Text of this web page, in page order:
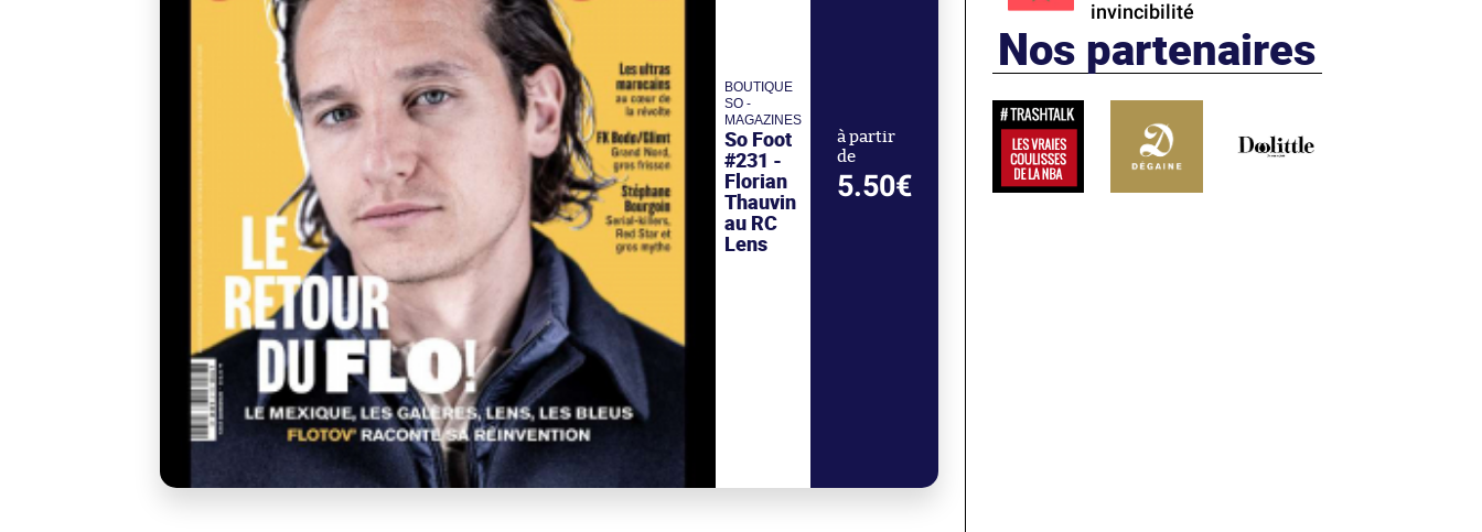
BOUTIQUE
SO -
MAGAZINES
So Foot
#231 -
Florian
Thauvin
au RC
Lens
à partir
de
5.50€
invincibilité
Nos partenaires